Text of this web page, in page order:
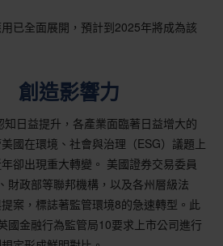
已全面展開，預計到2025年將成為該
創造影響力
日益提升，各產業面臨著日益增大的
國在環境、社會與治理（ESG）議題上
卻出現重大轉變。 美國證券交易委員
財政部等聯邦機構，以及各州層級法
案，標誌著監管環境8的急速轉型。此
國金融行為監管局10要求上市公司進行